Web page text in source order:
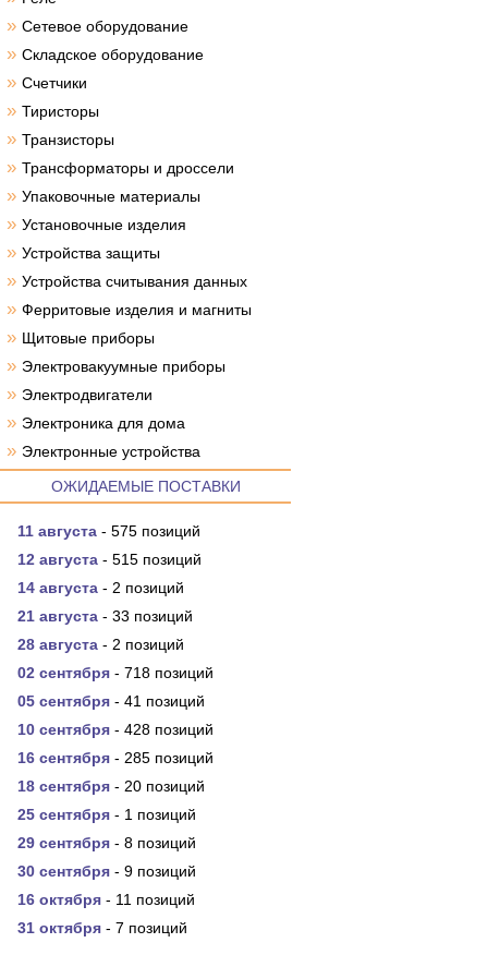
» Сетевое оборудование
» Складское оборудование
» Счетчики
» Тиристоры
» Транзисторы
» Трансформаторы и дроссели
» Упаковочные материалы
» Установочные изделия
» Устройства защиты
» Устройства считывания данных
» Ферритовые изделия и магниты
» Щитовые приборы
» Электровакуумные приборы
» Электродвигатели
» Электроника для дома
» Электронные устройства
ОЖИДАЕМЫЕ ПОСТАВКИ
11 августа - 575 позиций
12 августа - 515 позиций
14 августа - 2 позиций
21 августа - 33 позиций
28 августа - 2 позиций
02 сентября - 718 позиций
05 сентября - 41 позиций
10 сентября - 428 позиций
16 сентября - 285 позиций
18 сентября - 20 позиций
25 сентября - 1 позиций
29 сентября - 8 позиций
30 сентября - 9 позиций
16 октября - 11 позиций
31 октября - 7 позиций